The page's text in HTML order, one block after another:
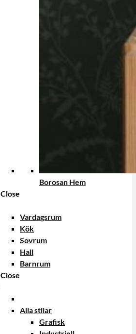
Borosan Hem
Close
Vardagsrum
Kök
Sovrum
Hall
Barnrum
Close
Alla stilar
Grafisk